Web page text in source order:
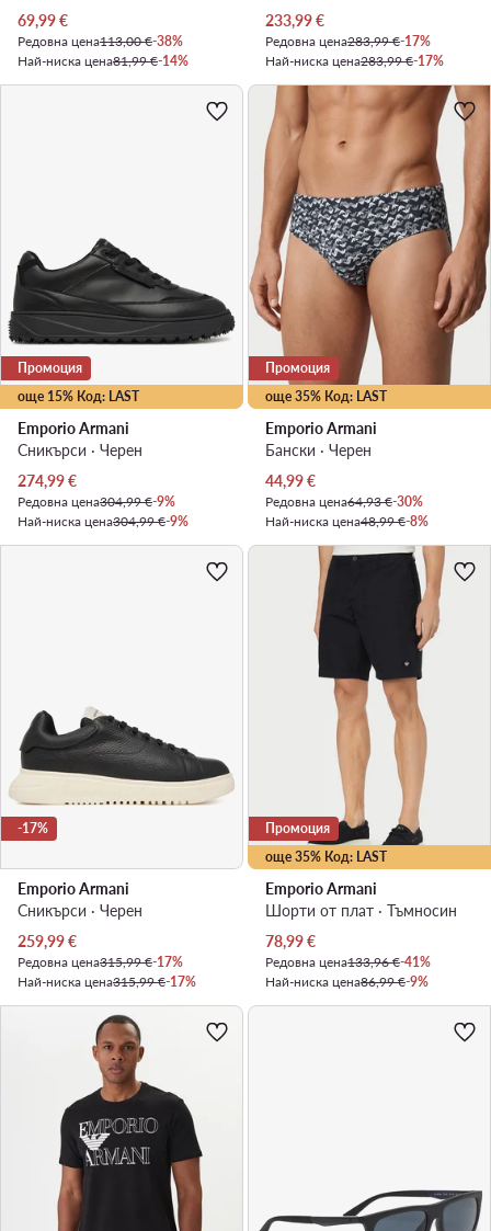
Актуална цена
69,99€
Редовна цена113,00 €-38%
Най-ниска цена81,99 €-14%
Актуална цена
233,99€
Редовна цена283,99 €-17%
Най-ниска цена283,99 €-17%
още 15% Код: LAST
Промоция
Emporio Armani
Сникърси · Черен
Актуална цена
274,99€
Редовна цена304,99 €-9%
Най-ниска цена304,99 €-9%
още 35% Код: LAST
Промоция
Emporio Armani
Бански · Черен
Актуална цена
44,99€
Редовна цена64,93 €-30%
Най-ниска цена48,99 €-8%
-17%
Emporio Armani
Сникърси · Черен
Актуална цена
259,99€
Редовна цена315,99 €-17%
Най-ниска цена315,99 €-17%
още 35% Код: LAST
Промоция
Emporio Armani
Шорти от плат · Тъмносин
Актуална цена
78,99€
Редовна цена133,96 €-41%
Най-ниска цена86,99 €-9%